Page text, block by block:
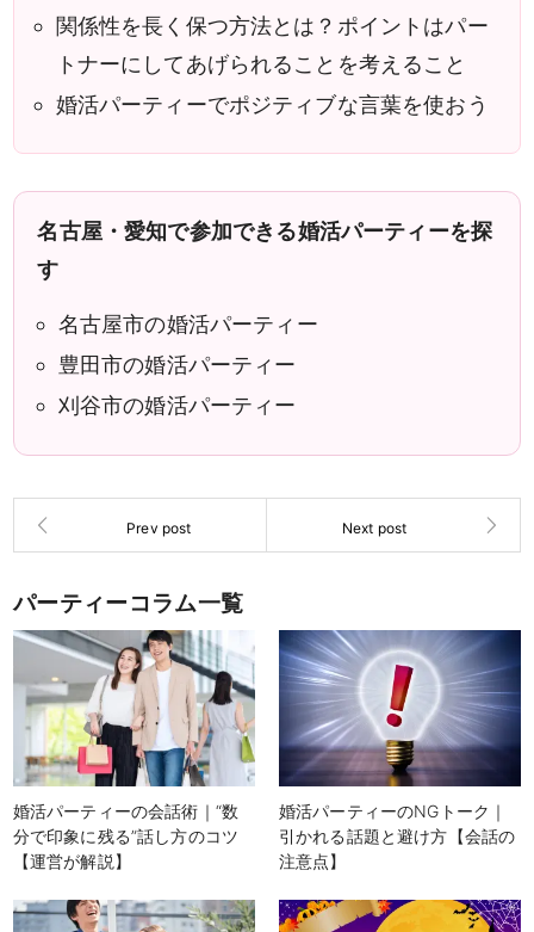
関係性を長く保つ方法とは？ポイントはパー
トナーにしてあげられることを考えること
婚活パーティーでポジティブな言葉を使おう
名古屋・愛知で参加できる婚活パーティーを探
す
名古屋市の婚活パーティー
豊田市の婚活パーティー
刈谷市の婚活パーティー
パーティーコラム一覧
婚活パーティーの会話術｜“数
分で印象に残る”話し方のコツ
【運営が解説】
婚活パーティーのNGトーク｜
引かれる話題と避け方【会話の
注意点】